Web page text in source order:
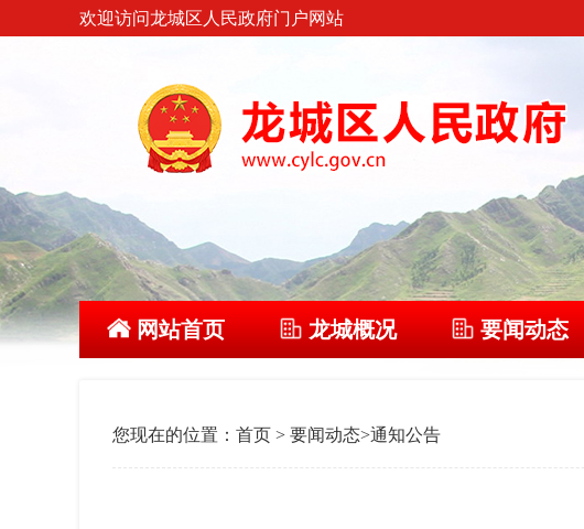
欢迎访问龙城区人民政府门户网站
网站首页 龙城概况 要闻动态
您现在的位置： 首页 > 要闻动态>通知公告